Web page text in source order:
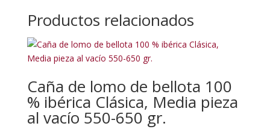
Productos relacionados
Caña de lomo de bellota 100
% ibérica Clásica, Media pieza
al vacío 550-650 gr.